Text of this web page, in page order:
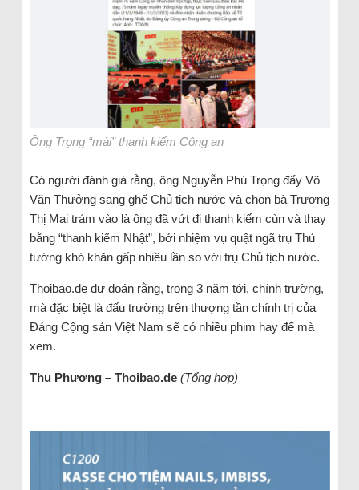
Ông Trọng “mài” thanh kiếm Công an
Có người đánh giá rằng, ông Nguyễn Phú Trọng đẩy Võ
Văn Thưởng sang ghế Chủ tịch nước và chọn bà Trương
Thị Mai trám vào là ông đã vứt đi thanh kiếm cùn và thay
bằng “thanh kiếm Nhật”, bởi nhiệm vụ quật ngã trụ Thủ
tướng khó khăn gấp nhiều lần so với trụ Chủ tịch nước.
Thoibao.de dự đoán rằng, trong 3 năm tới, chính trường,
mà đặc biệt là đấu trường trên thượng tần chính trị của
Đảng Cộng sản Việt Nam sẽ có nhiều phim hay để mà
xem.
Thu Phương – Thoibao.de(Tổng hợp)